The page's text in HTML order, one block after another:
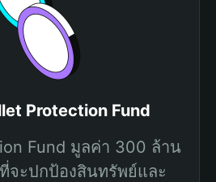
Protection Fund
Fund มูลค่า 300 ล้าน
จะปกป้องสินทรัพย์และ